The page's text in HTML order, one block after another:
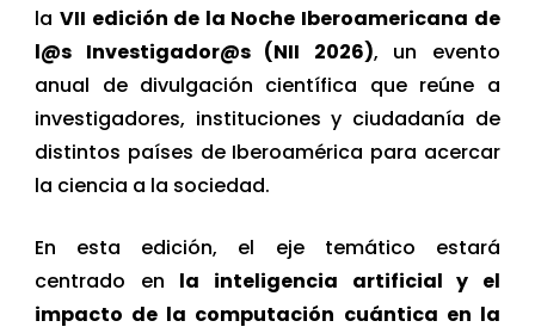
laVII edición de la Noche Iberoamericana de
l@s Investigador@s (NII 2026), un evento
anual de divulgación científica que reúne a
investigadores, instituciones y ciudadanía de
distintos países de Iberoamérica para acercar
la ciencia a la sociedad.
En esta edición, el eje temático estará
centrado en la inteligencia artificial y el
impacto de la computación cuántica en la